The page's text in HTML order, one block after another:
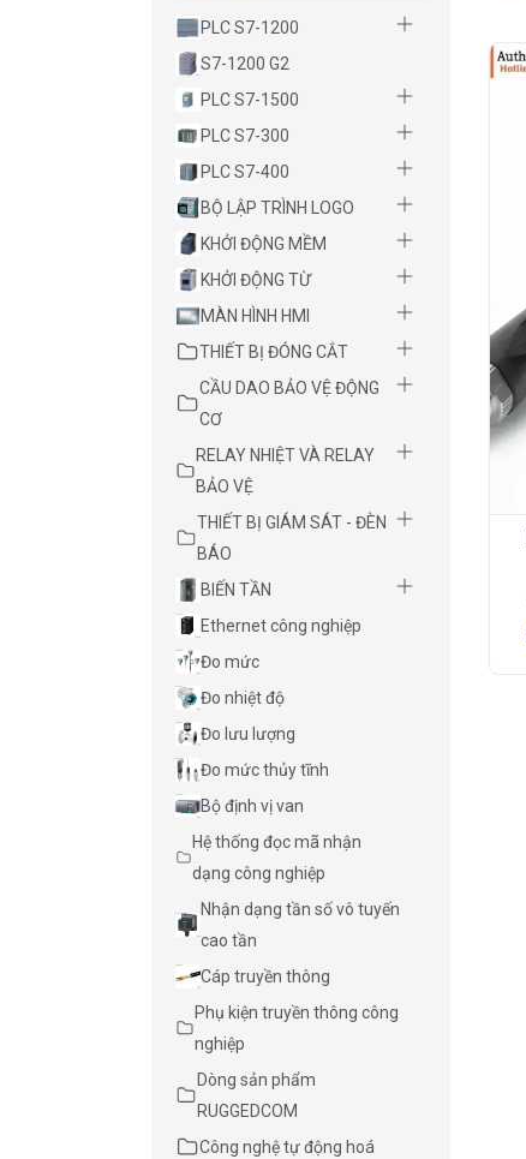
PLC S7-1200
S7-1200 G2
PLC S7-1500
PLC S7-300
PLC S7-400
BỘ LẬP TRÌNH LOGO
KHỞI ĐỘNG MỀM
KHỞI ĐỘNG TỪ
MÀN HÌNH HMI
THIẾT BỊ ĐÓNG CẮT
CẦU DAO BẢO VỆ ĐỘNG
CƠ
RELAY NHIỆT VÀ RELAY
BẢO VỆ
THIẾT BỊ GIÁM SÁT - ĐÈN
BÁO
BIẾN TẦN
Ethernet công nghiệp
Đo mức
Đo nhiệt độ
Đo lưu lượng
Đo mức thủy tĩnh
Bộ định vị van
Hệ thống đọc mã nhận
dạng công nghiệp
Nhận dạng tần số vô tuyến
cao tần
Cáp truyền thông
Phụ kiện truyền thông công
nghiệp
Dòng sản phẩm
RUGGEDCOM
Công nghệ tự động hoá